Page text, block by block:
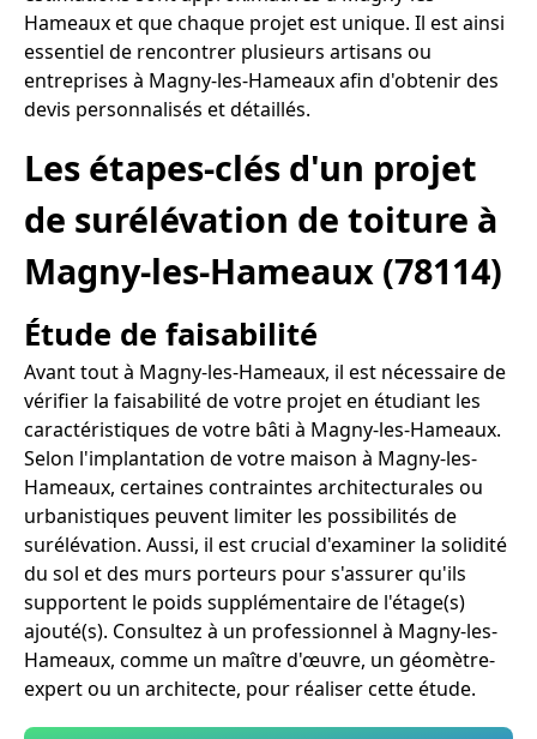
Hameaux et que chaque projet est unique. Il est ainsi
essentiel de rencontrer plusieurs artisans ou
entreprises à Magny-les-Hameaux afin d'obtenir des
devis personnalisés et détaillés.
Les étapes-clés d'un projet
de surélévation de toiture à
Magny-les-Hameaux (78114)
Étude de faisabilité
Avant tout à Magny-les-Hameaux, il est nécessaire de
vérifier la faisabilité de votre projet en étudiant les
caractéristiques de votre bâti à Magny-les-Hameaux.
Selon l'implantation de votre maison à Magny-les-
Hameaux, certaines contraintes architecturales ou
urbanistiques peuvent limiter les possibilités de
surélévation. Aussi, il est crucial d'examiner la solidité
du sol et des murs porteurs pour s'assurer qu'ils
supportent le poids supplémentaire de l'étage(s)
ajouté(s). Consultez à un professionnel à Magny-les-
Hameaux, comme un maître d'œuvre, un géomètre-
expert ou un architecte, pour réaliser cette étude.